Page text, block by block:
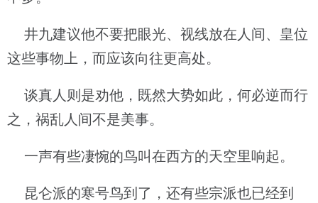
井九建议他不要把眼光、视线放在人间、皇位
这些事物上，而应该向往更高处。
谈真人则是劝他，既然大势如此，何必逆而行
之，祸乱人间不是美事。
一声有些凄惋的鸟叫在西方的天空里响起。
昆仑派的寒号鸟到了，还有些宗派也已经到